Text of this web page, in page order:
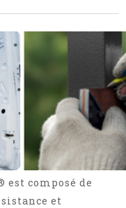
est composé de
et